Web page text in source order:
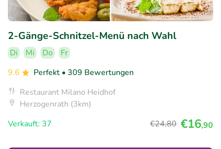
2-Gänge-Schnitzel-Menü nach Wahl
Di Mi Do
Fr
9.6
Perfekt • 309 Bewertungen
Restaurant Milano Heidhof
Herzogenrath (3km)
Verkauft: 37
€24,80 €16,90